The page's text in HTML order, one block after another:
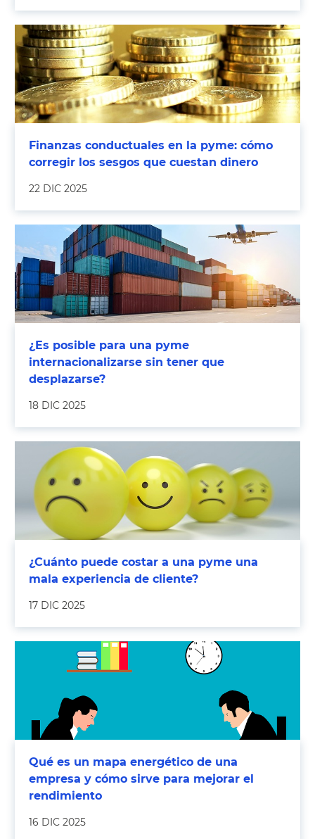
Finanzas conductuales en la pyme: cómo
corregir los sesgos que cuestan dinero
22 DIC 2025
¿Es posible para una pyme
internacionalizarse sin tener que
desplazarse?
18 DIC 2025
¿Cuánto puede costar a una pyme una
mala experiencia de cliente?
17 DIC 2025
Qué es un mapa energético de una
empresa y cómo sirve para mejorar el
rendimiento
16 DIC 2025